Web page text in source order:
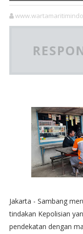
Jakarta - Sambang
tindakan Kepolisian
pendekatan dengan